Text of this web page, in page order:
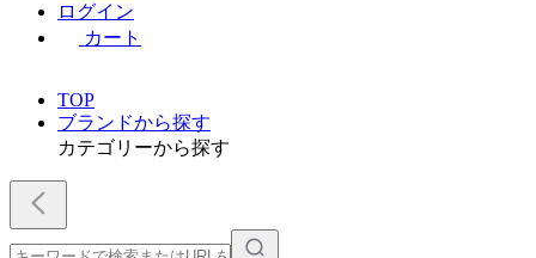
ログイン
カート
TOP
ブランドから探す
カテゴリーから探す